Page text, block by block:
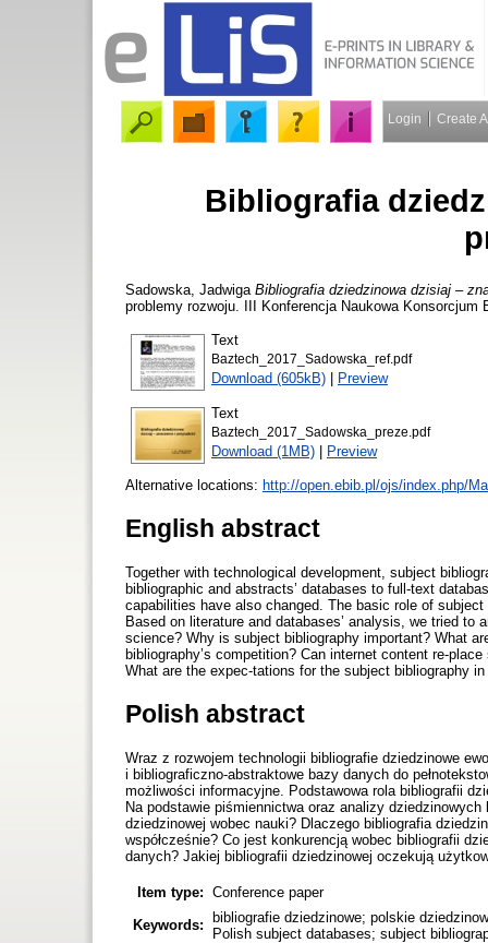
Login Create
Bibliografia
Sadowska, Jadwiga Bibliografia dziedzinowa dzisiaj –
problemy rozwoju. III Konferencja Naukowa Konsorcjum
Text
Baztech_2017_Sadowska_ref.pdf
Download (605kB) | Preview
Text
Baztech_2017_Sadowska_preze.pdf
Download (1MB) | Preview
Alternative locations: http://open.ebib.pl/ojs/index.php/
English abstract
Together with technological development, subject
bibliographic and abstracts’ databases to full-text
capabilities have also changed. The basic role of
Based on literature and databases’ analysis, we tried
science? Why is subject bibliography important? What
bibliography’s competition? Can internet content re-
What are the expec-tations for the subject bibliography
Polish abstract
Wraz z rozwojem technologii bibliografie dziedzinowe
i bibliograficzno-abstraktowe bazy danych do
możliwości informacyjne. Podstawowa rola bibliografii
Na podstawie piśmiennictwa oraz analizy
dziedzinowej wobec nauki? Dlaczego bibliografia
współcześnie? Co jest konkurencją wobec bibliografii
danych? Jakiej bibliografii dziedzinowej oczekują
Item type: Conference paper
Keywords:
bibliografie dziedzinowe; polskie
Polish subject databases; subject